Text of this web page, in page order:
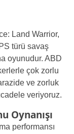
Land Warrior,
türü savaş
oyunudur. ABD
çok zorlu
ve zorluk
veriyoruz.
Oynanışı
performansı